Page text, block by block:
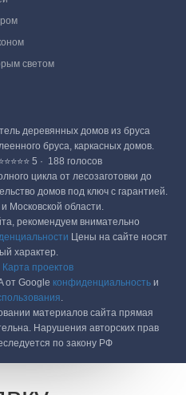
светом
деревянных домов из бруса
бруса, каркасных домов.
5 · ‎ 188 голосов
цикла от лесозаготовки до
домов под ключ с гарантией.
Московской области.
рекомендуем внимательно
Цены на сайте носят
характер.
Карта проектов
от Google конфиденциальностьи
.
материалов сайта прямая
Нарушения авторских прав
по закону РФ